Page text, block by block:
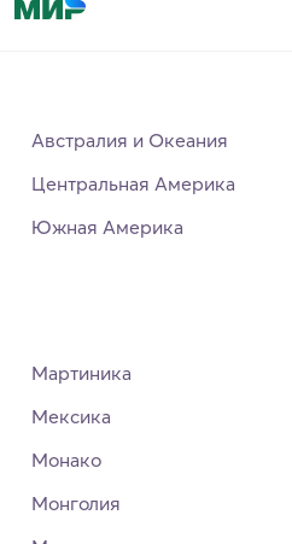
Австралия и Океания
Центральная Америка
Южная Америка
Мартиника
Мексика
Монако
Монголия